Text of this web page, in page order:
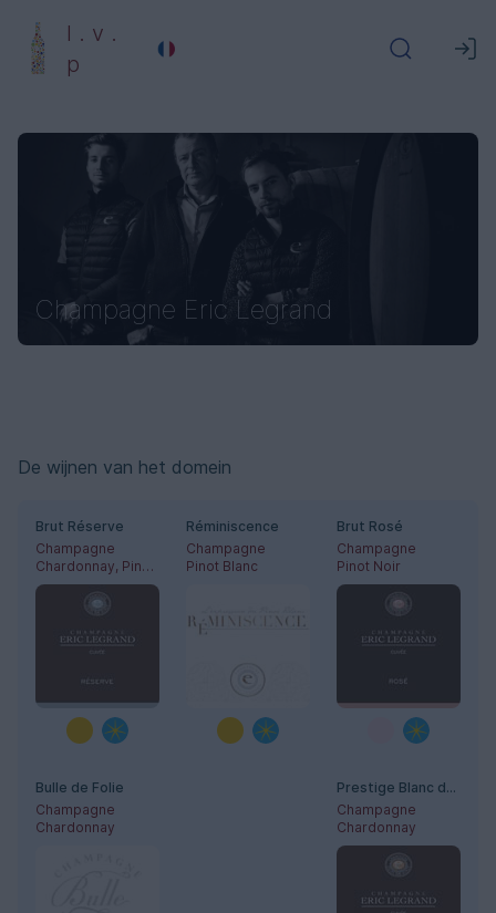
l . v .
p
Champagne Eric Legrand
De wijnen van het domein
Brut Réserve
Champagne
Chardonnay, Pinot Noir
Réminiscence
Champagne
Pinot Blanc
Brut Rosé
Champagne
Pinot Noir
Bulle de Folie
Champagne
Chardonnay
Prestige Blanc de Blancs
Champagne
Chardonnay